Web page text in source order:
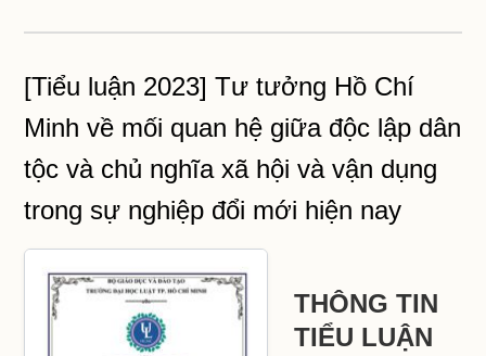
[Tiểu luận 2023] Tư tưởng Hồ Chí
Minh về mối quan hệ giữa độc lập dân
tộc và chủ nghĩa xã hội và vận dụng
trong sự nghiệp đổi mới hiện nay
THÔNG TIN
TIỂU LUẬN